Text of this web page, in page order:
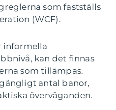
som fastställs
(WCF).
informella
kan det finnas
som tillämpas.
antal banor,
överväganden.